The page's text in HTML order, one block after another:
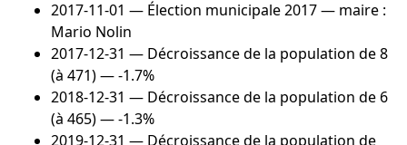
2017-11-01 — Élection municipale 2017 — maire :
Mario Nolin
2017-12-31 — Décroissance de la population de 8
(à 471) — -1.7%
2018-12-31 — Décroissance de la population de 6
(à 465) — -1.3%
2019-12-31 — Décroissance de la population de